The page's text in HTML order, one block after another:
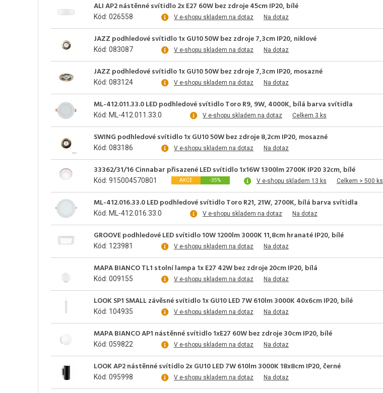
ALI AP2 nástěnné svítidlo 2x E27 60W bez zdroje 45cm IP20, bílé
Kód: 026558 V e-shopu skladem na dotaz Na dotaz
JAZZ podhledové svítidlo 1x GU10 50W bez zdroje 7,3cm IP20, niklové
Kód: 083087 V e-shopu skladem na dotaz Na dotaz
JAZZ podhledové svítidlo 1x GU10 50W bez zdroje 7,3cm IP20, mosazné
Kód: 083124 V e-shopu skladem na dotaz Na dotaz
ML-412.011.33.0 LED podhledové svítidlo Toro R9, 9W, 4000K, bílá barva svítidla
Kód: ML-412.011.33.0 V e-shopu skladem na dotaz Celkem 3 ks
SWING podhledové svítidlo 1x GU10 50W bez zdroje 8,2cm IP20, mosazné
Kód: 083186 V e-shopu skladem na dotaz Na dotaz
33362/31/16 Cinnabar přisazené LED svítidlo 1x16W 1300lm 2700K IP20 32cm, bílé
Kód: 915004570801 AKCE -35% V e-shopu skladem 13 ks Celkem > 500 ks
ML-412.016.33.0 LED podhledové svítidlo Toro R21, 21W, 2700K, bílá barva svítidla
Kód: ML-412.016.33.0 V e-shopu skladem na dotaz Na dotaz
GROOVE podhledové LED svítidlo 10W 1200lm 3000K 11,8cm hranaté IP20, bílé
Kód: 123981 V e-shopu skladem na dotaz Na dotaz
MAPA BIANCO TL1 stolní lampa 1x E27 42W bez zdroje 20cm IP20, bílá
Kód: 009155 V e-shopu skladem na dotaz Na dotaz
LOOK SP1 SMALL závěsné svítidlo 1x GU10 LED 7W 610lm 3000K 40x6cm IP20, bílé
Kód: 104935 V e-shopu skladem na dotaz Na dotaz
MAPA BIANCO AP1 nástěnné svítidlo 1xE27 60W bez zdroje 30cm IP20, bílé
Kód: 059822 V e-shopu skladem na dotaz Na dotaz
LOOK AP2 nástěnné svítidlo 2x GU10 LED 7W 610lm 3000K 18x8cm IP20, černé
Kód: 095998 V e-shopu skladem na dotaz Na dotaz